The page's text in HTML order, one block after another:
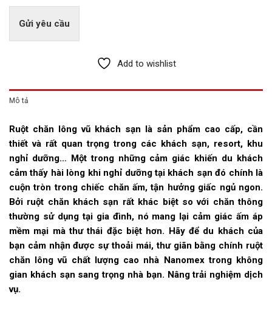
Gửi yêu cầu
Add to wishlist
Mô tả
Ruột chăn lông vũ khách sạn là sản phẩm cao cấp, cần
thiết và rất quan trọng trong các khách sạn, resort, khu
nghỉ dưỡng… Một trong những cảm giác khiến du khách
cảm thấy hài lòng khi nghỉ dưỡng tại khách sạn đó chính là
cuộn tròn trong chiếc chăn ấm, tận hưởng giấc ngủ ngon.
Bởi ruột chăn khách sạn rất khác biệt so với chăn thông
thường sử dụng tại gia đình, nó mang lại cảm giác ấm áp
mềm mại mà thư thái đặc biệt hơn. Hãy để du khách của
bạn cảm nhận được sự thoải mái, thư giãn bằng chính ruột
chăn lông vũ chất lượng cao nhà Nanomex trong không
gian khách sạn sang trọng nhà bạn. Nâng trải nghiệm dịch
vụ.